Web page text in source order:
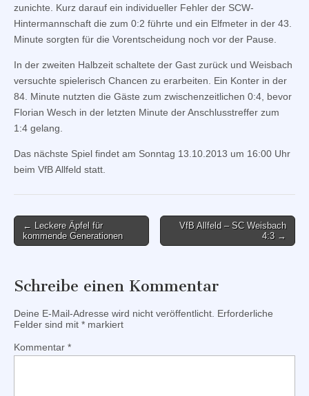
zunichte. Kurz darauf ein individueller Fehler der SCW-
Hintermannschaft die zum 0:2 führte und ein Elfmeter in der 43.
Minute sorgten für die Vorentscheidung noch vor der Pause.
In der zweiten Halbzeit schaltete der Gast zurück und Weisbach
versuchte spielerisch Chancen zu erarbeiten. Ein Konter in der
84. Minute nutzten die Gäste zum zwischenzeitlichen 0:4, bevor
Florian Wesch in der letzten Minute der Anschlusstreffer zum
1:4 gelang.
Das nächste Spiel findet am Sonntag 13.10.2013 um 16:00 Uhr
beim VfB Allfeld statt.
Post
navigation
← Leckere Äpfel für
kommende Generationen
VfB Allfeld – SC Weisbach
4:3 →
Schreibe einen Kommentar
Deine E-Mail-Adresse wird nicht veröffentlicht. Erforderliche
Felder sind mit * markiert
Kommentar *